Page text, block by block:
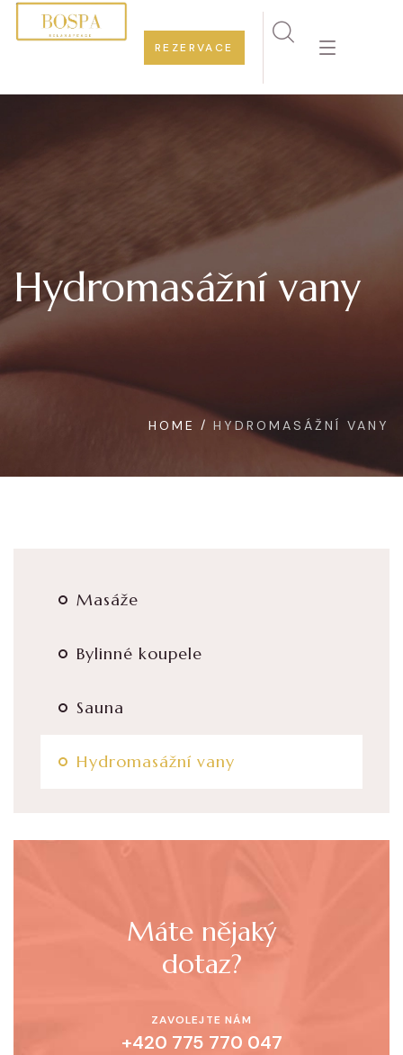
REZERVACE
Hydromasážní vany
HOME HYDROMASÁŽNÍ VANY
Masáže
Bylinné koupele
Sauna
Hydromasážní vany
Máte nějaký
dotaz?
ZAVOLEJTE NÁM
+420 775 770 047